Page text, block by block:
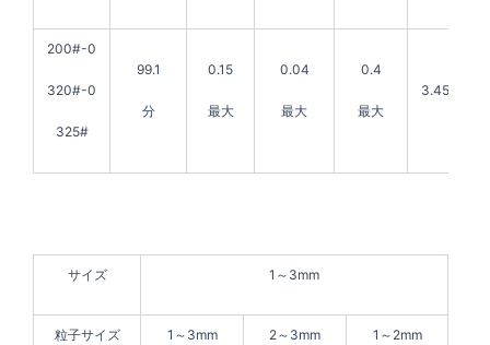
200#-0
320#-0
325#
99.1
分
0.15
最大
0.04
最大
0.4
最大
3.45g/cm3
サイズ 1～3mm
粒子サイズ 1～3mm 2～3mm 1～2mm